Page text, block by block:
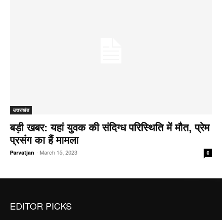
उत्तराखंड
बड़ी खबर: यहां युवक की संदिग्ध परिस्थिति में मौत, प्रेम
प्रसंग का हैं मामला
Parvatjan -March 15, 2023 0
EDITOR PICKS